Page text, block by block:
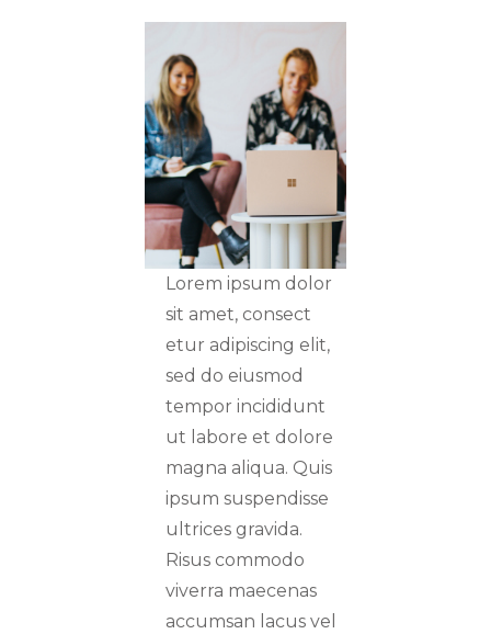
Lorem ipsum dolor
sit amet, consect
etur adipiscing elit,
sed do eiusmod
tempor incididunt
ut labore et dolore
magna aliqua. Quis
ipsum suspendisse
ultrices gravida.
Risus commodo
viverra maecenas
accumsan lacus vel